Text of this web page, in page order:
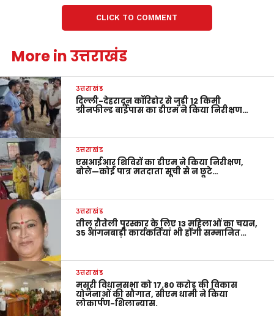
CLICK TO COMMENT
More in उत्तराखंड
उत्तराखंड
दिल्ली-देहरादून कॉरिडोर से जुड़ी 12 किमी
ग्रीनफील्ड बाईपास का डीएम ने किया निरीक्षण…
उत्तराखंड
एसआईआर शिविरों का डीएम ने किया निरीक्षण,
बोले—कोई पात्र मतदाता सूची से न छूटे…
उत्तराखंड
तीलू रौतेली पुरस्कार के लिए 13 महिलाओं का चयन,
35 आंगनबाड़ी कार्यकर्तियां भी होंगी सम्मानित…
उत्तराखंड
मसूरी विधानसभा को 17.80 करोड़ की विकास
योजनाओं की सौगात, सीएम धामी ने किया
लोकार्पण-शिलान्यास.